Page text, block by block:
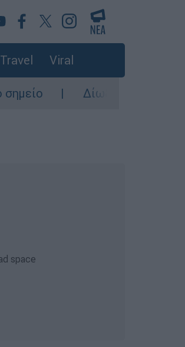
Travel Viral
Δίωξη για ανθρωποκτονία από